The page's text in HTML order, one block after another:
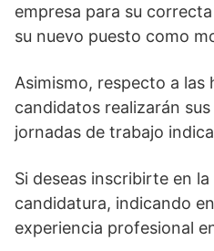
empresa para su
su nuevo puesto como
Asimismo, respecto a las
candidatos realizarán
jornadas de trabajo
Si deseas inscribirte en
candidatura, indicando
experiencia profesional